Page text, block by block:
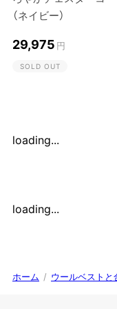
（ネイビー）
29,975 円
SOLD OUT
loading...
loading...
ホーム / ウールベストと